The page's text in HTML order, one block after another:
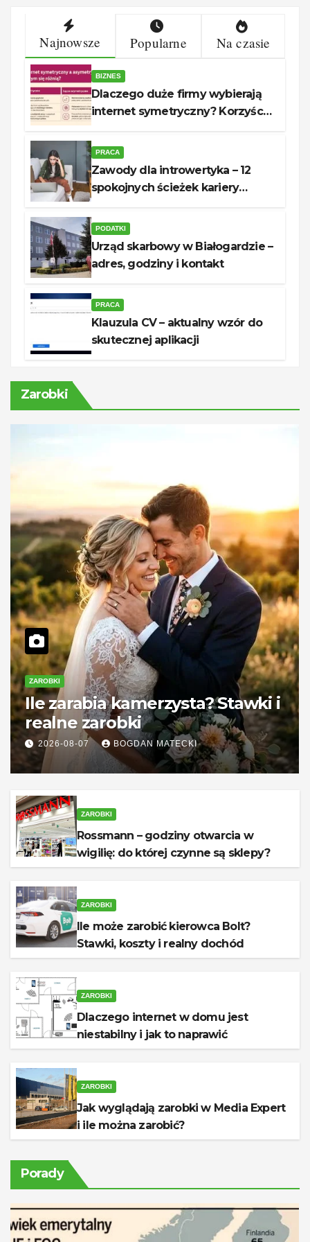
Najnowsze Popularne Na czasie
BIZNES
Dlaczego duże firmy wybierają
internet symetryczny? Korzyści
PRACA
Zawody dla introwertyka – 12
spokojnych ścieżek kariery
PODATKI
Urząd skarbowy w Białogardzie –
adres, godziny i kontakt
PRACA
Klauzula CV – aktualny wzór do
skutecznej aplikacji
Zarobki
ZAROBKI
Ile zarabia kamerzysta? Stawki i
realne zarobki
2026-08-07 BOGDAN MATECKI
ZAROBKI
Rossmann – godziny otwarcia w
wigilię: do której czynne są sklepy?
ZAROBKI
Ile może zarobić kierowca Bolt?
Stawki, koszty i realny dochód
ZAROBKI
Dlaczego internet w domu jest
niestabilny i jak to naprawić
ZAROBKI
Jak wyglądają zarobki w Media Expert
i ile można zarobić?
Porady